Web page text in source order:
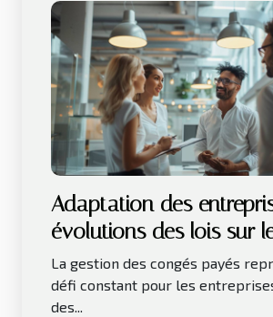
Adaptation des
évolutions des lois sur
congés payés
La gestion des congés payés
défi constant pour les
des...